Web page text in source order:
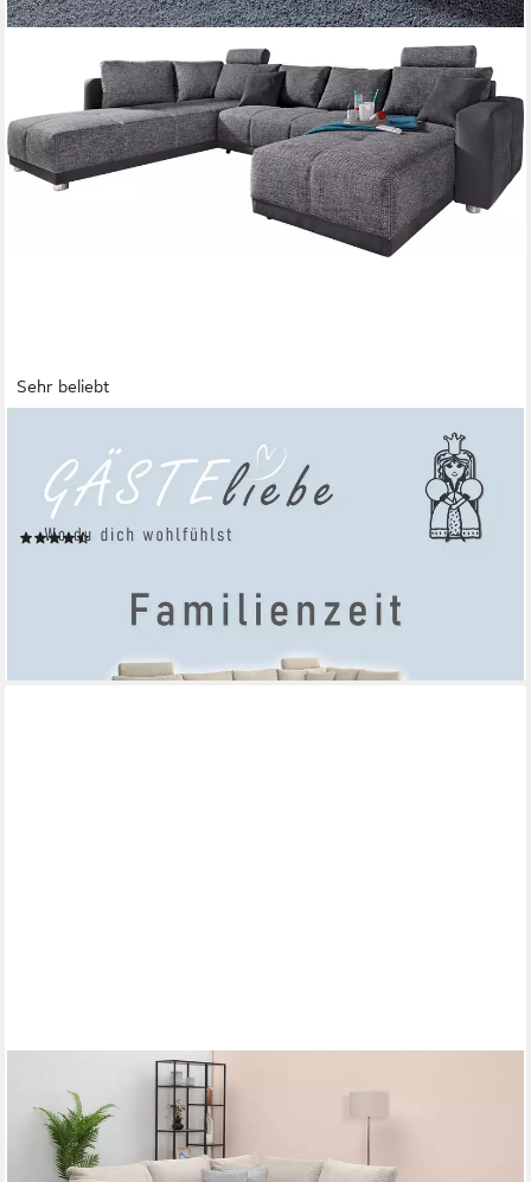
Sehr beliebt
Wohnlandschaft Orlando U-Form, B: 337 cm, Liegefl. 135x305
cm, mit Schlaffunktion, Bettkasten, 2 Kopfstützen & 2
Zierkissen,Federkern
(1197)
lieferbar - in 3-5 Werktagen bei dir